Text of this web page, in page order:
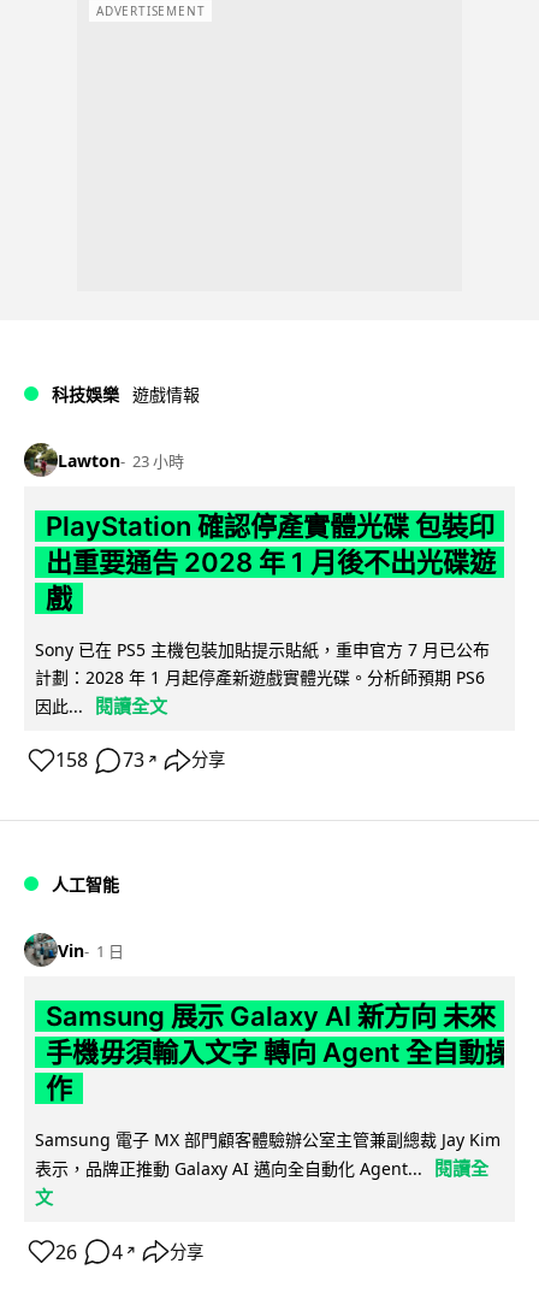
ADVERTISEMENT
科技娛樂 遊戲情報
Lawton 23 小時
PlayStation 確認停產實體光碟 包裝印
出重要通告 2028 年 1 月後不出光碟遊
戲
Sony 已在 PS5 主機包裝加貼提示貼紙，重申官方 7 月已公布
計劃：2028 年 1 月起停產新遊戲實體光碟。分析師預期 PS6
因此...
閱讀全文
158 73 ↗ 分享
人工智能
Vin 1 日
Samsung 展示 Galaxy AI 新方向 未來
手機毋須輸入文字 轉向 Agent 全自動操
作
Samsung 電子 MX 部門顧客體驗辦公室主管兼副總裁 Jay Kim
表示，品牌正推動 Galaxy AI 邁向全自動化 Agent...
閱讀全
文
26 4 ↗ 分享